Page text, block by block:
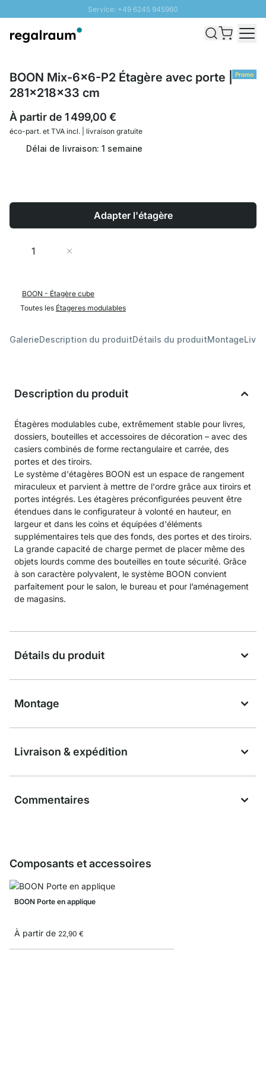
Service: +49 6245 945960
Livraison rapide - Livraison gratuite dès 100€
Promo
BOON Mix-6x6-P2 Étagère avec porte |
281x218x33 cm
À partir de 1 499,00 €
éco-part. et TVA incl. | livraison gratuite
Délai de livraison: 1 semaine
Adapter l'étagère
Quantité
BOON - Étagère cube
Toutes les Étageres modulables
GalerieDescription du produitDétails du produitMontage
Description du produit
Étagères modulables cube, extrêmement stable pour livres,
dossiers, bouteilles et accessoires de décoration – avec des
casiers combinés de forme rectangulaire et carrée, des
portes et des tiroirs.
Le système d'étagères BOON est un espace de rangement
miraculeux et parvient à mettre de l'ordre grâce aux tiroirs et
portes intégrés. Les étagères préconfigurées peuvent être
étendues dans le configurateur à volonté en hauteur, en
largeur et dans les coins et équipées d'éléments
supplémentaires tels que des fonds, des portes et des tiroirs.
La grande capacité de charge permet de placer même des
objets lourds comme des bouteilles en toute sécurité. Grâce
à son caractère polyvalent, le système BOON convient
parfaitement pour le salon, le bureau et pour l’aménagement
de magasins.
Détails du produit
Montage
Livraison & expédition
Commentaires
Composants et accessoires
BOON Porte en applique
À partir de 22,90 €